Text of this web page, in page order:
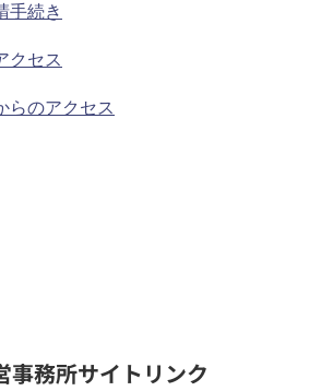
手続き
クセス
らのアクセス
事務所サイトリンク